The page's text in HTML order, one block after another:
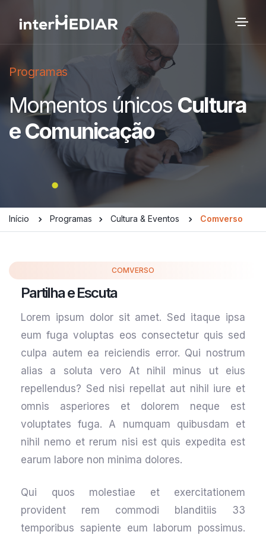
Programas
Momentos únicos Cultura
e Comunicação
Início Programas Cultura & Eventos Comverso
COMVERSO
Partilha e Escuta
Lorem ipsum dolor sit amet. Sed itaque ipsa
eum fuga voluptas eos consectetur quis sed
culpa autem ea reiciendis error. Qui nostrum
alias a soluta vero At nihil minus ut eius
repellendus? Sed nisi repellat aut nihil iure et
omnis asperiores et dolorem neque est
voluptates fuga. A numquam quibusdam et
nihil nemo et rerum nisi est quis expedita est
earum labore non minima dolores.
Qui quos molestiae et exercitationem
provident rem commodi blanditiis 33
temporibus sapiente eum laborum possimus.